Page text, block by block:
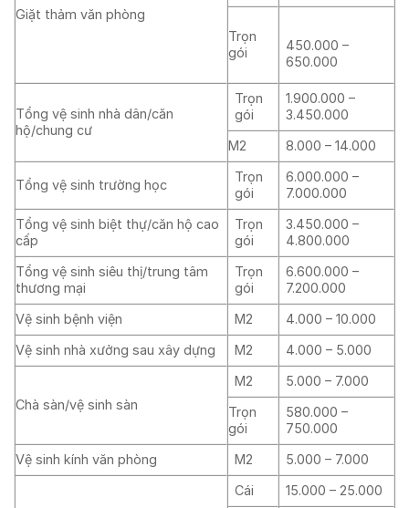
Giặt thảm văn phòng
Trọn
gói
450.000 –
650.000
Tổng vệ sinh nhà dân/căn
hộ/chung cư
Trọn
gói
1.900.000 –
3.450.000
M2 8.000 – 14.000
Tổng vệ sinh trường học
Trọn
gói
6.000.000 –
7.000.000
Tổng vệ sinh biệt thự/căn hộ cao
cấp
Trọn
gói
3.450.000 –
4.800.000
Tổng vệ sinh siêu thị/trung tâm
thương mại
Trọn
gói
6.600.000 –
7.200.000
Vệ sinh bệnh viện
M2
4.000 – 10.000
Vệ sinh nhà xưởng sau xây dựng
M2 4.000 – 5.000
Chà sàn/vệ sinh sàn
M2
5.000 – 7.000
Trọn
gói
580.000 –
750.000
Vệ sinh kính văn phòng
M2 5.000 – 7.000
Cái
15.000 – 25.000